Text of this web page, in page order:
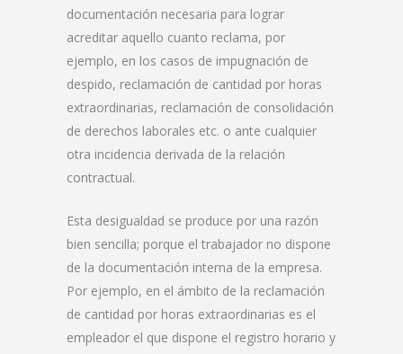
documentación necesaria para lograr
acreditar aquello cuanto reclama, por
ejemplo, en los casos de impugnación de
despido, reclamación de cantidad por horas
extraordinarias, reclamación de consolidación
de derechos laborales etc. o ante cualquier
otra incidencia derivada de la relación
contractual.
Esta desigualdad se produce por una razón
bien sencilla; porque el trabajador no dispone
de la documentación interna de la empresa.
Por ejemplo, en el ámbito de la reclamación
de cantidad por horas extraordinarias es el
empleador el que dispone el registro horario y